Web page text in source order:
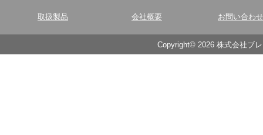
取扱製品 会社概要 お問い合わせ
Copyright© 2026 株式会社ブ